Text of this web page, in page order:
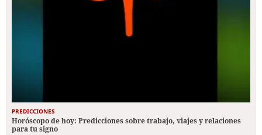
PREDICCIONES
Horóscopo de hoy: Predicciones sobre trabajo, viajes y relaciones
para tu signo